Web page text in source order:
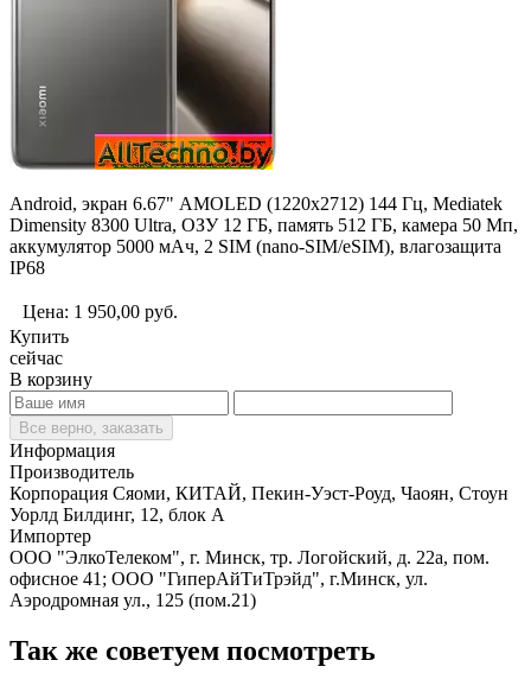
Android, экран 6.67" AMOLED (1220x2712) 144 Гц, Mediatek
Dimensity 8300 Ultra, ОЗУ 12 ГБ, память 512 ГБ, камера 50 Мп,
аккумулятор 5000 мАч, 2 SIM (nano-SIM/eSIM), влагозащита
IP68
Цена: 1 950,00 руб.
Купить
сейчас
В корзину
Все верно, заказать
Информация
Производитель
Корпорация Сяоми, КИТАЙ, Пекин-Уэст-Роуд, Чаоян, Стоун
Уорлд Билдинг, 12, блок А
Импортер
ООО "ЭлкоТелеком", г. Минск, тр. Логойский, д. 22а, пом.
офисное 41; ООО "ГиперАйТиТрэйд", г.Минск, ул.
Аэродромная ул., 125 (пом.21)
Так же советуем посмотреть